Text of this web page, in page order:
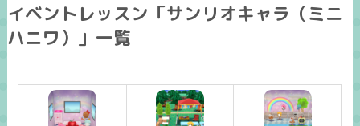
イベントレッスン「サンリオキャラ（ミニ
ハニワ）」一覧